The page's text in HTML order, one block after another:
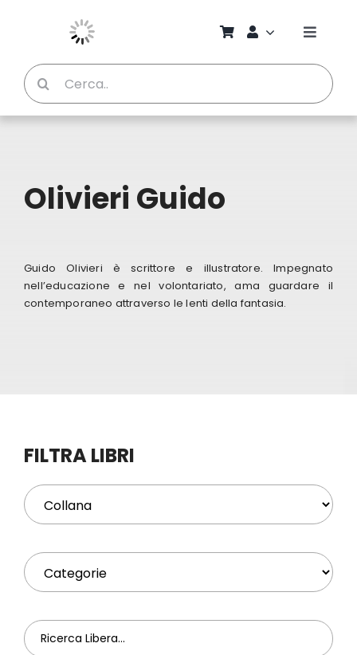
Toggle
Chi
Profilo
Cerca
per:
Olivieri Guido
Guido Olivieri è scrittore e illustratore. Impegnato
nell’educazione e nel volontariato, ama guardare il
contemporaneo attraverso le lenti della fantasia.
FILTRA LIBRI